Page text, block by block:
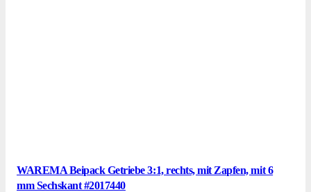
WAREMA Beipack Getriebe 3:1, rechts, mit Zapfen, mit 6
mm Sechskant #2017440